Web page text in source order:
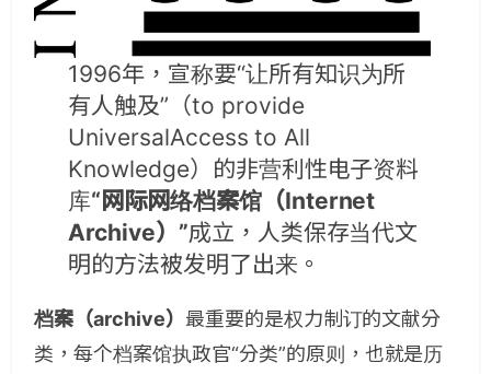
1996年，宣称要“让所有知识为所
有人触及”（to provide
UniversalAccess to All
Knowledge）的非营利性电子资料
库“网际网络档案馆（Internet
Archive）”成立，人类保存当代文
明的方法被发明了出来。
档案（archive） 最重要的是权力制订的文献分
类，每个档案馆执政官“分类”的原则，也就是历